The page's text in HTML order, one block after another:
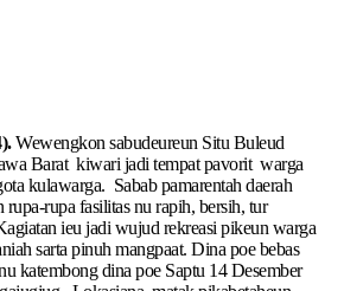
Wewengkon sabudeureun Situ Buleud
Barat kiwari jadi tempat pavorit warga
kulawarga. Sabab pamarentah daerah
rupa-rupa fasilitas nu rapih, bersih, tur
ieu jadi wujud rekreasi pikeun warga
sarta pinuh mangpaat. Dina poe bebas
katembong dina poe Saptu 14 Desember